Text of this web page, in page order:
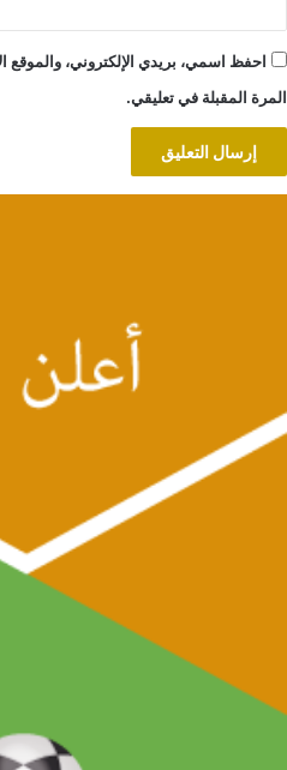
احفظ اسمي، بريدي الإلكتروني، والموقع
المرة المقبلة في تعليقي.